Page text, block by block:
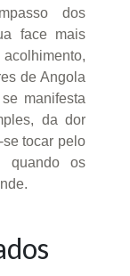
dos
face mais
de Angola
manifesta
da dor
tocar pelo
quando os